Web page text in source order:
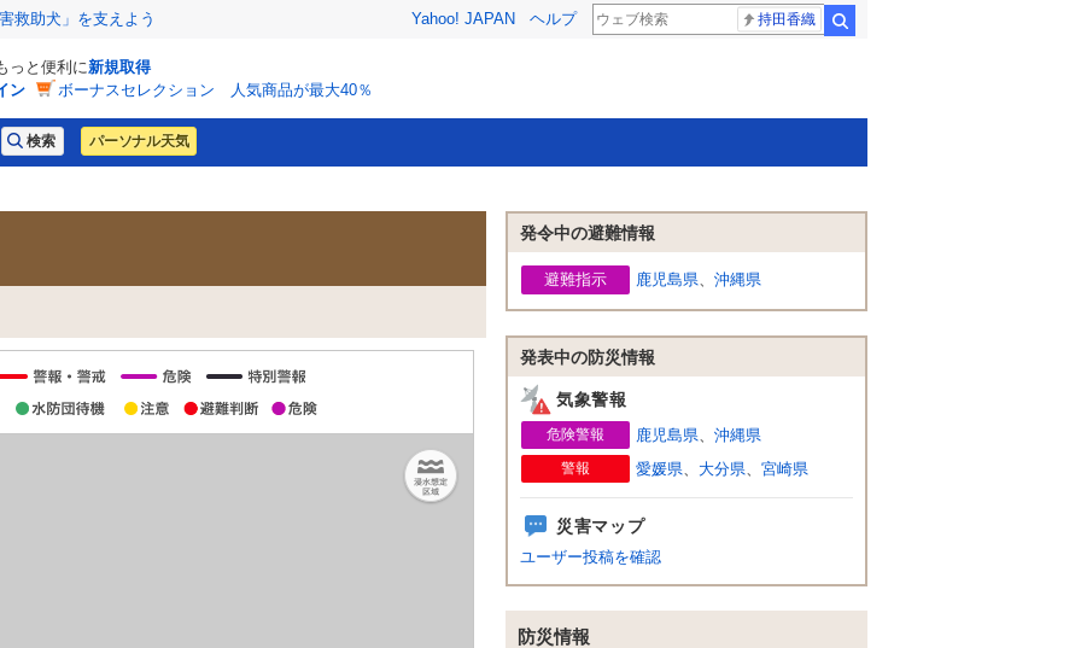
救助犬」を支えよう Yahoo! JAPAN ヘルプ 持田香織
っと便利に新規取得
ン
ボーナスセレクション 人気商品が最大40％
パーソナル天気
発令中の避難情報
避難指示 鹿児島県、 沖縄県
発表中の防災情報
気象警報
危険警報 鹿児島県、 沖縄県
警報 愛媛県、 大分県、 宮崎県
災害マップ
ユーザー投稿を確認
防災情報